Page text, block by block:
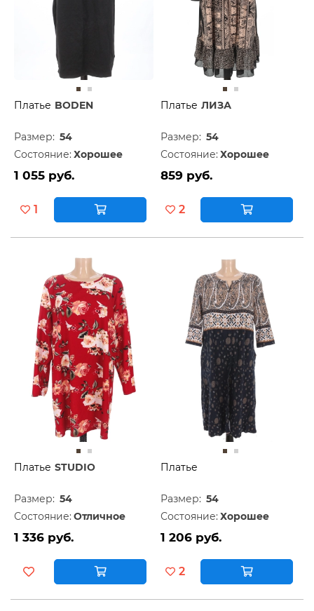
Платье BODEN
Размер: 54
Состояние: Хорошее
1 055 руб.
1
Платье ЛИЗА
Размер: 54
Состояние: Хорошее
859 руб.
2
Платье STUDIO
Размер: 54
Состояние: Отличное
1 336 руб.
Платье
Размер: 54
Состояние: Хорошее
1 206 руб.
2